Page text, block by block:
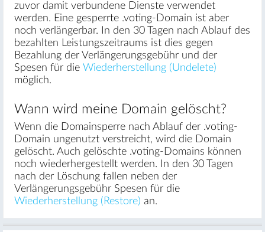
zuvor damit verbundene Dienste verwendet
werden. Eine gesperrte .voting-Domain ist aber
noch verlängerbar. In den 30 Tagen nach Ablauf des
bezahlten Leistungszeitraums ist dies gegen
Bezahlung der Verlängerungsgebühr und der
Spesen für die Wiederherstellung (Undelete)
möglich.
Wann wird meine Domain gelöscht?
Wenn die Domainsperre nach Ablauf der .voting-
Domain ungenutzt verstreicht, wird die Domain
gelöscht. Auch gelöschte .voting-Domains können
noch wiederhergestellt werden. In den 30 Tagen
nach der Löschung fallen neben der
Verlängerungsgebühr Spesen für die
Wiederherstellung (Restore) an.